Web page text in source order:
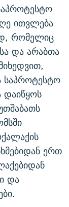
- 2022
ითვლება
რომელიც
და არაბთა
საპროტესტო
დაიწყოს
ერთ
და